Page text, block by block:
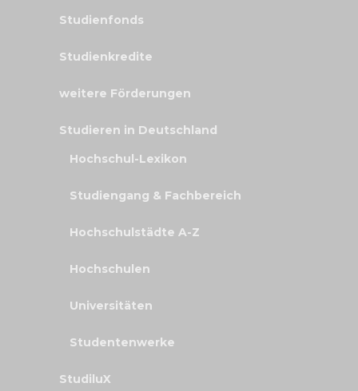
Studienfonds
Studienkredite
weitere Förderungen
Studieren in Deutschland
Hochschul-Lexikon
Studiengang & Fachbereich
Hochschulstädte A-Z
Hochschulen
Universitäten
Studentenwerke
StudiluX